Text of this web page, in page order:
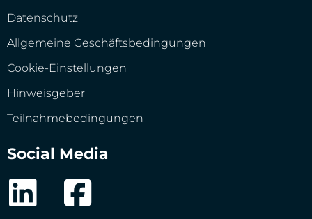
Datenschutz
Allgemeine Geschäftsbedingungen
Cookie-Einstellungen
Hinweisgeber
Teilnahmebedingungen
Social Media